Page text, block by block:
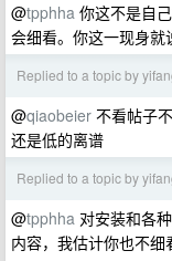
@tpphha 你这不是自
会细看。你这一现身
Replied to a topic by
@qiaobeier 不看帖子
还是低的离谱
Replied to a topic by
@tpphha 对安装和各
内容，我估计你也不细